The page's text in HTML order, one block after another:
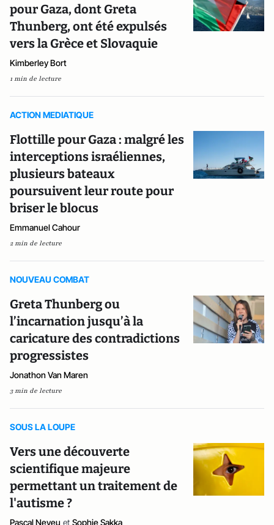
pour Gaza, dont Greta
Thunberg, ont été expulsés
vers la Grèce et Slovaquie
Kimberley Bort
1 min de lecture
ACTION MEDIATIQUE
Flottille pour Gaza : malgré les
interceptions israéliennes,
plusieurs bateaux
poursuivent leur route pour
briser le blocus
Emmanuel Cahour
2 min de lecture
NOUVEAU COMBAT
Greta Thunberg ou
l’incarnation jusqu’à la
caricature des contradictions
progressistes
Jonathon Van Maren
3 min de lecture
SOUS LA LOUPE
Vers une découverte
scientifique majeure
permettant un traitement de
l'autisme ?
Pascal Neveu et Sophie Sakka